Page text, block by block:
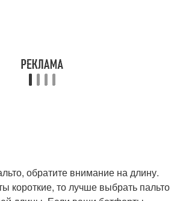
обратите внимание на длину.
короткие, то лучше выбрать пальто